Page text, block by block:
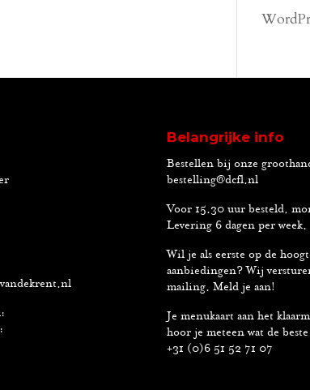
Belangrijke info
Bestellen bij onze
bestelling@dcfl.nl
Voor 15.30 uur besteld,
Levering 6 dagen per week.
Wil je als eerste op de
aanbiedingen? Wij
mailing. Meld je aan!
Je menukaart aan het
hoor je meteen wat de
+31 (0)6 51 52 71 07